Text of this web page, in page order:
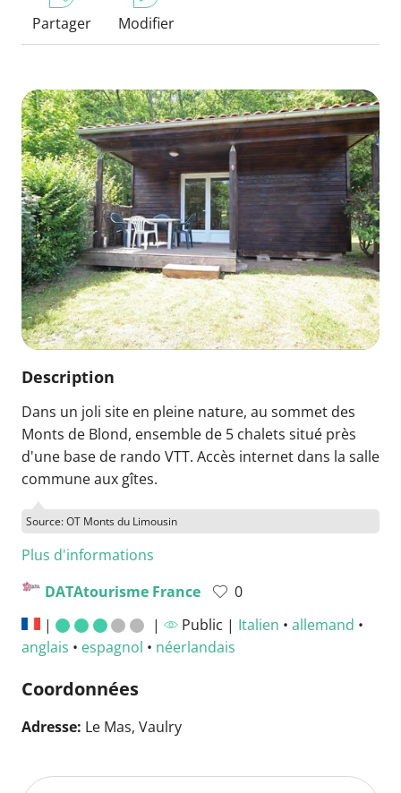
Partager Modifier
Description
Dans un joli site en pleine nature, au sommet des
Monts de Blond, ensemble de 5 chalets situé près
d'une base de rando VTT. Accès internet dans la salle
commune aux gîtes.
Source: OT Monts du Limousin
Plus d'informations
DATAtourisme France
0
|
| Public | Italien • allemand •
anglais • espagnol • néerlandais
Coordonnées
Adresse: Le Mas, Vaulry